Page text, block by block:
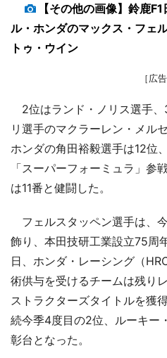
【その他の画像】鈴鹿
ル・ホンダのマックス・フェ
トゥ・ウイン
［広告
2位はランド・ノリス選手、
リ選手のマクラーレン・メル
ホンダの角田裕毅選手は12位
「スーパーフォーミュラ」参
は11番と健闘した。
フェルスタッペン選手は、
飾り、本田技研工業設立75周
日、ホンダ・レーシング（
術供与を受けるチームは残り
ストラクターズタイトルを獲
続今季4度目の2位、ルーキー
彰台となった。